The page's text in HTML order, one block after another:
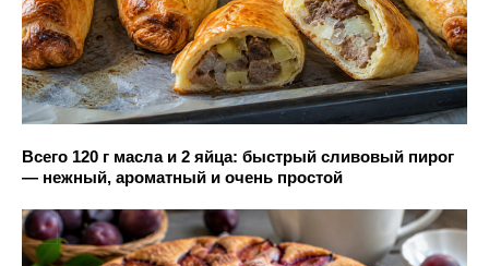
Всего 120 г масла и 2 яйца: быстрый сливовый пирог
— нежный, ароматный и очень простой